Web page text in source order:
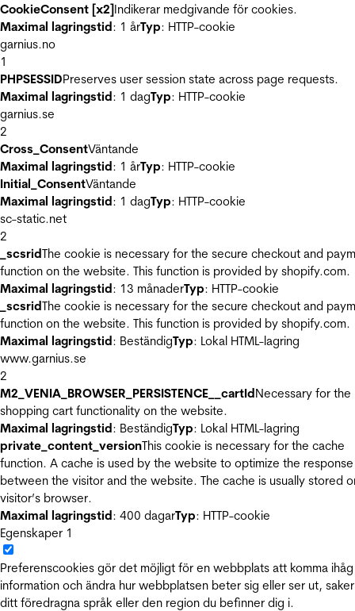
CookieConsent [x2]Indikerar medgivande för cookies.
Maximal lagringstid: 1 årTyp: HTTP-cookie
garnius.no
1
PHPSESSIDPreserves user session state across page requests.
Maximal lagringstid: 1 dagTyp: HTTP-cookie
garnius.se
2
Cross_ConsentVäntande
Maximal lagringstid: 1 årTyp: HTTP-cookie
Initial_ConsentVäntande
Maximal lagringstid: 1 dagTyp: HTTP-cookie
sc-static.net
2
_scsridThe cookie is necessary for the secure checkout and
function on the website. This function is provided by shopify.com.
Maximal lagringstid: 13 månaderTyp: HTTP-cookie
_scsridThe cookie is necessary for the secure checkout and
function on the website. This function is provided by shopify.com.
Maximal lagringstid: BeständigTyp: Lokal HTML-lagring
www.garnius.se
2
M2_VENIA_BROWSER_PERSISTENCE__cartIdNecessary for the
shopping cart functionality on the website.
Maximal lagringstid: BeständigTyp: Lokal HTML-lagring
private_content_versionThis cookie is necessary for the cache
function. A cache is used by the website to optimize the
between the visitor and the website. The cache is usually stored
visitor’s browser.
Maximal lagringstid: 400 dagarTyp: HTTP-cookie
Egenskaper 1
Preferenscookies gör det möjligt för en webbplats att komma ihåg
information och ändra hur webbplatsen beter sig eller ser ut,
ditt föredragna språk eller den region du befinner dig i.